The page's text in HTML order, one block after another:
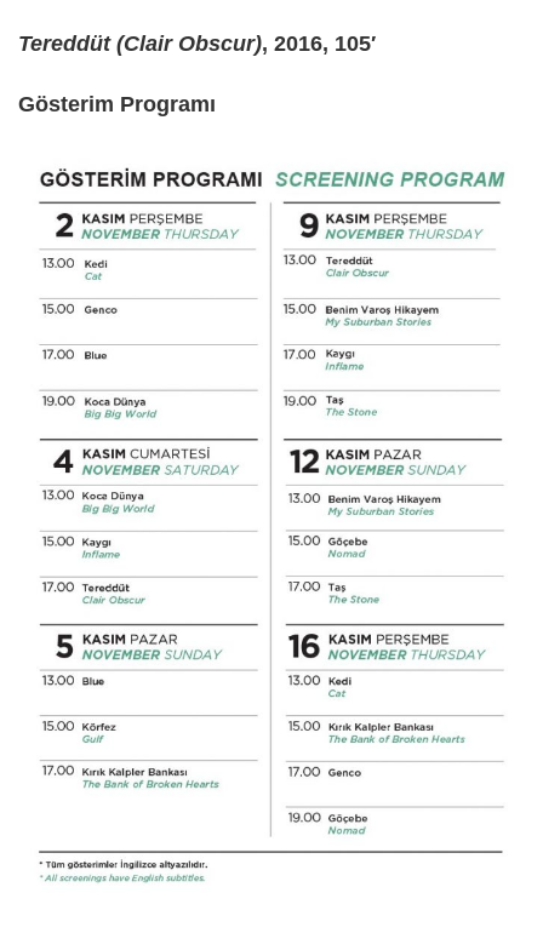
Tereddüt (Clair Obscur), 2016, 105′
Gösterim Programı